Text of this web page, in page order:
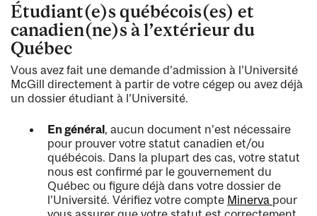
Étudiant(e)s québécois(es) et
canadien(ne)s à l’extérieur du
Québec
Vous avez fait une demande d’admission à l’Université
McGill directement à partir de votre cégep ou avez déjà
un dossier étudiant à l’Université.
En général, aucun document n’est nécessaire
pour prouver votre statut canadien et/ou
québécois. Dans la plupart des cas, votre statut
nous est confirmé par le gouvernement du
Québec ou figure déjà dans votre dossier de
l’Université. Vérifiez votre compte Minerva pour